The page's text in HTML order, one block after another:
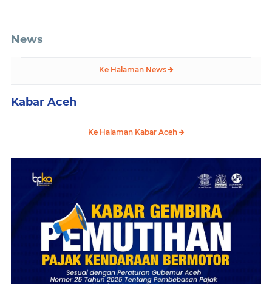
News
Ke Halaman News
Kabar Aceh
Ke Halaman Kabar Aceh